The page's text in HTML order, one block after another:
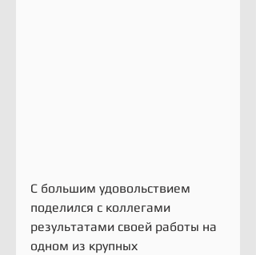
С большим удовольствием
поделился с коллегами
результатами своей работы на
одном из крупных